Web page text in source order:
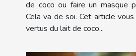
de coco ou faire un masque
Cela va de soi. Cet article
vertus du lait de coco...